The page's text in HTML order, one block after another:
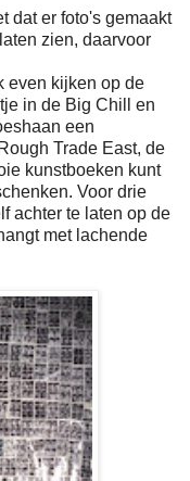
dat er foto's gemaakt
zien, daarvoor
even kijken op de
in de Big Chill en
een
Trade East, de
kunstboeken kunt
Voor drie
achter te laten op de
met lachende